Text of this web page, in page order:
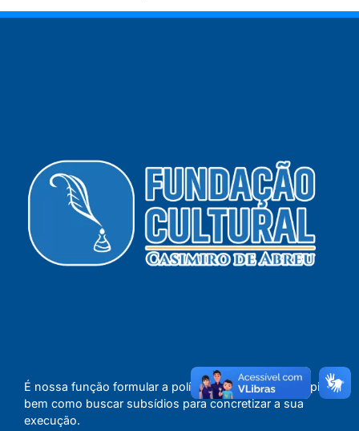
É nossa função formular a política cultural do Município,
bem como buscar subsídios para concretizar a sua
execução.